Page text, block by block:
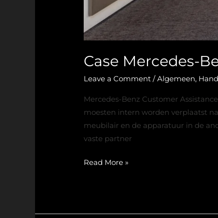
Case Mercedes-
Leave a Comment /Algemeen,
Mercedes-Benz Customer
moesten intern worden verplaatst
meubilair en de apparatuur in de
vaste partner
Read More »